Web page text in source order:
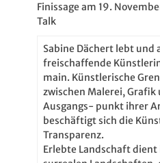
Finissage am 19.
Talk
Sabine Dächert lebt und
freischaffende
main. Künstlerische
zwischen Malerei,
Ausgangs- punkt ihrer
beschäftigt sich die
Transparenz.
Erlebte Landschaft dient